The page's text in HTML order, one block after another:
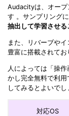
Audacityは、オープ
す 。サンプリング
抽出して学習させ
また、リバーブや
豊富に搭載されてお
人によっては「操
かし完全無料で利
してみるとよいでし
対応OS